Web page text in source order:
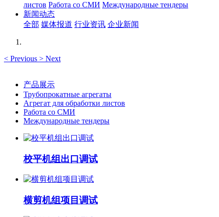
листов Работа со СМИ Международные тендеры
新闻动态
全部 媒体报道 行业资讯 企业新闻
< Previous > Next
产品展示
Трубопрокатные агрегаты
Агрегат для обработки листов
Работа со СМИ
Международные тендеры
校平机组出口调试
横剪机组项目调试